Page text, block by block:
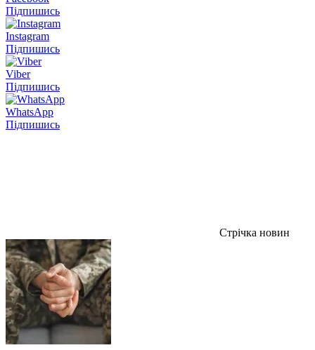
Підпишись
Instagram
Підпишись
Viber
Підпишись
WhatsApp
Підпишись
Стрічка новин